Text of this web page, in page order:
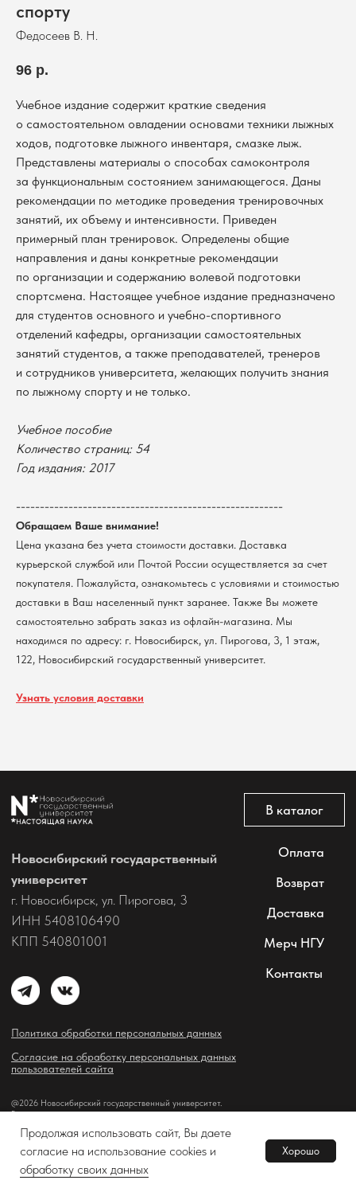
спорту
Федосеев В. Н.
96 р.
В корзину
Учебное издание содержит краткие сведения
о самостоятельном овладении основами техники лыжных
ходов, подготовке лыжного инвентаря, смазке лыж.
Представлены материалы о способах самоконтроля
за функциональным состоянием занимающегося. Даны
рекомендации по методике проведения тренировочных
занятий, их объему и интенсивности. Приведен
примерный план тренировок. Определены общие
направления и даны конкретные рекомендации
по организации и содержанию волевой подготовки
спортсмена. Настоящее учебное издание предназначено
для студентов основного и учебно-спортивного
отделений кафедры, организации самостоятельных
занятий студентов, а также преподавателей, тренеров
и сотрудников университета, желающих получить знания
по лыжному спорту и не только.
Учебное пособие
Количество страниц: 54
Год издания: 2017
--------------------------------------------------------
Обращаем Ваше внимание!
Цена указана без учета стоимости доставки. Доставка
курьерской службой или Почтой России осуществляется за счет
покупателя. Пожалуйста, ознакомьтесь с условиями и стоимостью
доставки в Ваш населенный пункт заранее. Также Вы можете
самостоятельно забрать заказ из офлайн-магазина. Мы
находимся по адресу: г. Новосибирск, ул. Пирогова, 3, 1 этаж,
122, Новосибирский государственный университет.
Узнать условия доставки
@2026 Новосибирский государственный университет.
Все права защищены
Политика обработки персональных данных
Согласие на обработку персональных данных
Новосибирский государственный
г. Новосибирск, ул. Пирогова, 3
Продолжая использовать сайт, Вы даете
согласие на использование cookies и
обработку своих данных
Хорошо